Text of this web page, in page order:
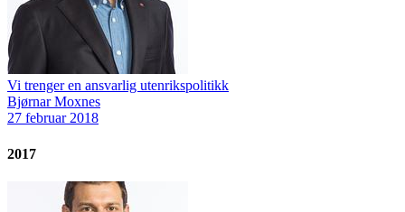
Vi trenger en ansvarlig utenrikspolitikk
Bjørnar Moxnes
27 februar 2018
2017